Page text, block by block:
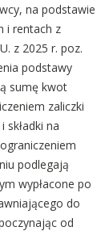
na podstawie
i rentach z
z 2025 r. poz.
podstawy
sumę kwot
zaliczki
na
podlegają
wypłacone po
do
od